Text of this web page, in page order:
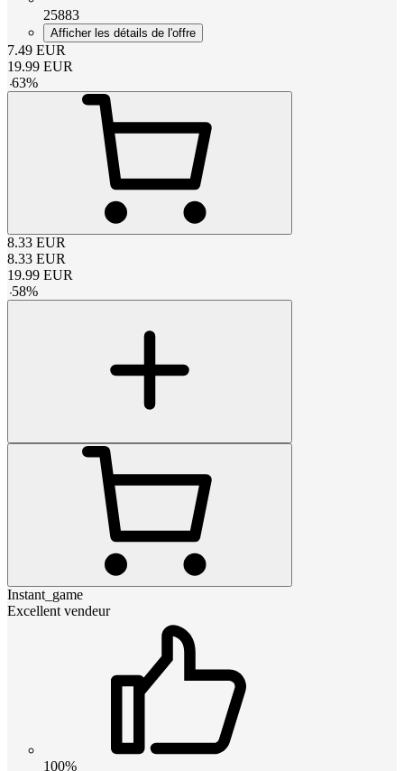
25883
Afficher les détails de l'offre
7.49 EUR
19.99 EUR
-63%
8.33 EUR
8.33 EUR
19.99 EUR
-58%
Instant_game
Excellent vendeur
100%